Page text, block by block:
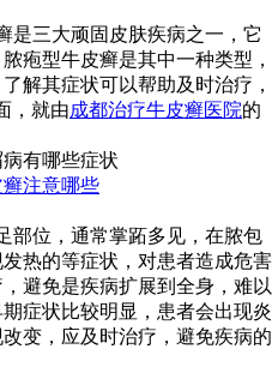
是三大顽固皮肤疾病之一，它
疱型牛皮癣是其中一种类型，
解其症状可以帮助及时治疗，
，就由成都治疗牛皮癣医院的
注意哪些
部位，通常掌跖多见，在脓包
热的等症状，对患者造成危害
避免是疾病扩展到全身，难以
症状比较明显，患者会出现炎
变，应及时治疗，避免疾病的